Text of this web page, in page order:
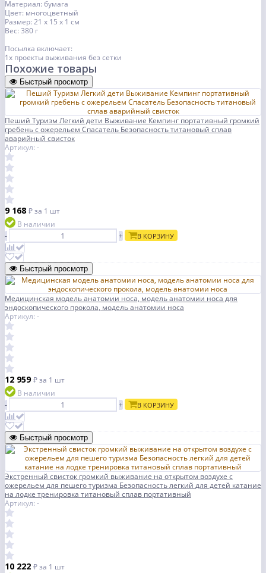
Материал: бумага
Цвет: многоцветный
Размер: 21 х 15 х 1 см
Вес: 380 г
Посылка включает:
1x проекты выживания без сетки
Похожие товары
Быстрый просмотр
Пеший Туризм Легкий дети Выживание Кемпинг портативный громкий
гребень с ожерельем Спасатель Безопасность титановый сплав
аварийный свисток
Артикул: -
9 168 ₽за 1 шт
В наличии
-
+ В КОРЗИНУ
Быстрый просмотр
Медицинская модель анатомии носа, модель анатомии носа для
эндоскопического прокола, модель анатомии носа
Артикул: -
12 959₽за 1 шт
В наличии
-
+ В КОРЗИНУ
Быстрый просмотр
Экстренный свисток громкий выживание на открытом воздухе с
ожерельем для пешего туризма Безопасность легкий для детей катание
на лодке тренировка титановый сплав портативный
Артикул: -
10 222 ₽за 1 шт